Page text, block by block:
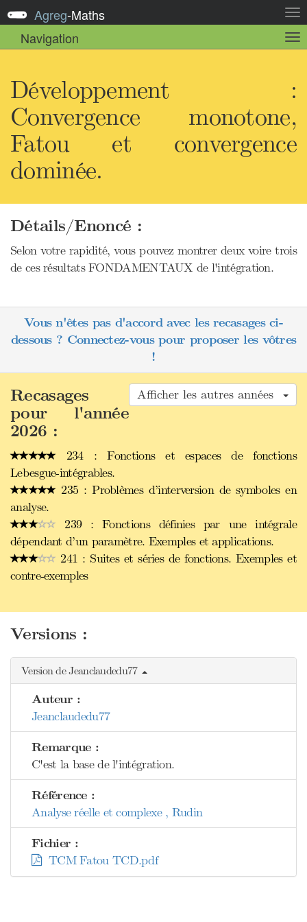
la
Agreg-Maths
Navigation
la
Développement :
Convergence monotone,
Fatou et convergence
dominée.
Détails/Enoncé :
Selon votre rapidité, vous pouvez montrer deux voire trois
de ces résultats FONDAMENTAUX de l'intégration.
Vous n'êtes pas d'accord avec les recasages ci-
dessous ? Connectez-vous pour proposer les vôtres
!
Afficher les autres années
Recasages
pour l'année
2026 :
234 : Fonctions et espaces de fonctions
Lebesgue-intégrables.
235 : Problèmes d’interversion de symboles en
analyse.
239 : Fonctions définies par une intégrale
dépendant d’un paramètre. Exemples et applications.
241 : Suites et séries de fonctions. Exemples et
contre-exemples
Versions :
Version de Jeanclaudedu77
Auteur :
Jeanclaudedu77
Remarque :
C'est la base de l'intégration.
Référence :
Analyse réelle et complexe , Rudin
Fichier :
TCM Fatou TCD.pdf